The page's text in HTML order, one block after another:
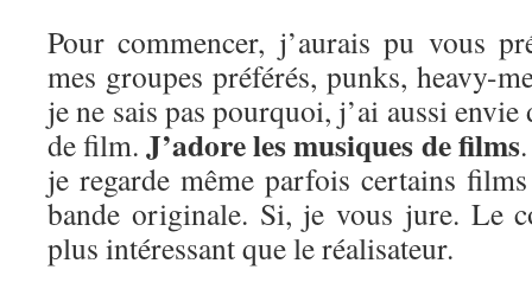
Pour commencer, j’aurais pu vous
mes groupes préférés, punks, heavy-
je ne sais pas pourquoi, j’ai aussi
de film.J’adore les musiques de films
je regarde même parfois certains
bande originale. Si, je vous jure. Le
plus intéressant que le réalisateur.